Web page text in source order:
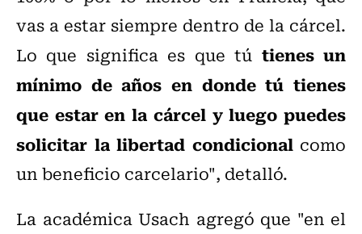
vas a estar siempre dentro de la cárcel.
Lo que significa es que tú tienes un
mínimo de años en donde tú tienes
que estar en la cárcel y luego puedes
solicitar la libertad condicionalcomo
un beneficio carcelario", detalló.
La académica Usach agregó que "en el